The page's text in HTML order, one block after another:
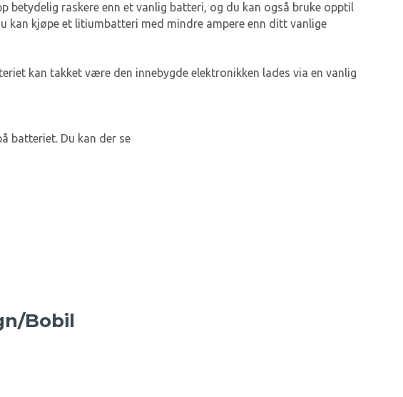
raskere enn et vanlig batteri, og du kan også bruke opptil
kjøpe et litiumbatteri med mindre ampere enn ditt vanlige
kan takket være den innebygde elektronikken lades via en vanlig
batteriet. Du kan der se
Bobil